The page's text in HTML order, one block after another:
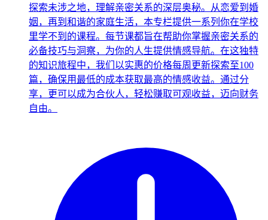
探索未涉之地，理解亲密关系的深层奥秘。从恋爱到婚
姻，再到和谐的家庭生活，本专栏提供一系列你在学校
里学不到的课程。每节课都旨在帮助你掌握亲密关系的
必备技巧与洞察，为你的人生提供情感导航。在这独特
的知识旅程中，我们以实惠的价格每周更新探索至100
篇，确保用最低的成本获取最高的情感收益。通过分
享，更可以成为合伙人，轻松赚取可观收益，迈向财务
自由。